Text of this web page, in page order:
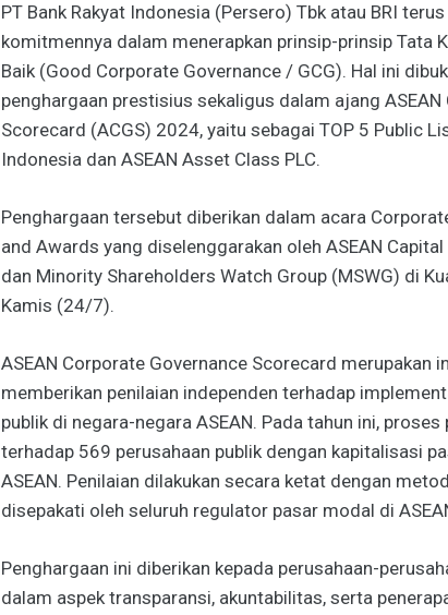
PT Bank Rakyat Indonesia (Persero) Tbk atau BRI
komitmennya dalam menerapkan prinsip-prinsip Tata
Baik (Good Corporate Governance / GCG). Hal ini
penghargaan prestisius sekaligus dalam ajang
Scorecard (ACGS) 2024, yaitu sebagai TOP 5 Public
Indonesia dan ASEAN Asset Class PLC.
Penghargaan tersebut diberikan dalam acara
and Awards yang diselenggarakan oleh ASEAN
dan Minority Shareholders Watch Group (MSWG) di
Kamis (24/7).
ASEAN Corporate Governance Scorecard merupakan
memberikan penilaian independen terhadap
publik di negara-negara ASEAN. Pada tahun ini, proses
terhadap 569 perusahaan publik dengan kapitalisasi
ASEAN. Penilaian dilakukan secara ketat dengan
disepakati oleh seluruh regulator pasar modal di
Penghargaan ini diberikan kepada perusahaan-
dalam aspek transparansi, akuntabilitas, serta